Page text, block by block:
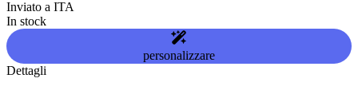
Inviato a ITA
In stock
personalizzare
Dettagli